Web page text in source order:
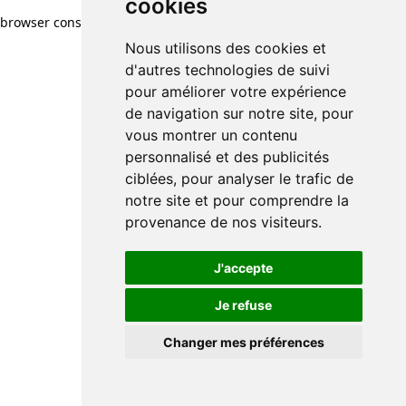
cookies
Nous utilisons des cookies et
d'autres technologies de suivi
pour améliorer votre expérience
de navigation sur notre site, pour
vous montrer un contenu
personnalisé et des publicités
ciblées, pour analyser le trafic de
notre site et pour comprendre la
provenance de nos visiteurs.
J'accepte
Je refuse
Changer mes préférences
browser console for more information)